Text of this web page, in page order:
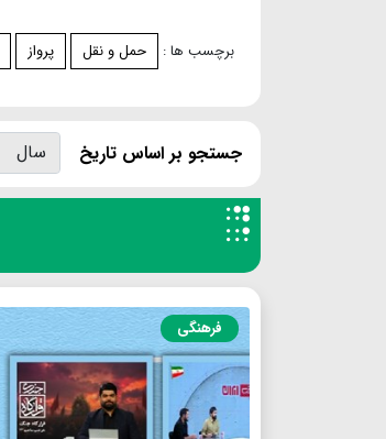
برچسب ها : حمل و نقل پرواز
جستجو بر اساس تاریخ
فرهنگی